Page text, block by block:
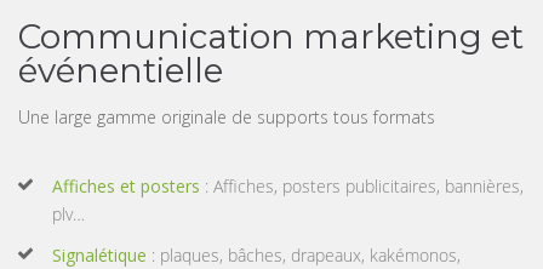
Communication marketing et
événentielle
Une large gamme originale de supports tous formats
Affiches et posters : Affiches, posters publicitaires, bannières,
plv…
Signalétique : plaques, bâches, drapeaux, kakémonos,